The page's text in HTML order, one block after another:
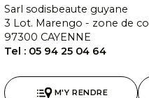
Sarl sodisbeaute guyane
3 Lot. Marengo - zone de
97300 CAYENNE
Tel : 05 94 25 04 64
M'Y RENDRE